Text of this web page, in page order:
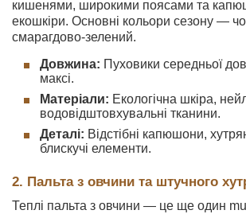
кишенями, широкими поясами та
екошкіри. Основні кольори сезону —
смарагдово-зелений.
Довжина: Пуховики середньої
максі.
Матеріали: Екологічна шкіра,
водовідштовхувальні тканини.
Деталі: Відстібні капюшони,
блискучі елементи.
2. Пальта з овчини та штучного
Теплі пальта з овчини — це ще один